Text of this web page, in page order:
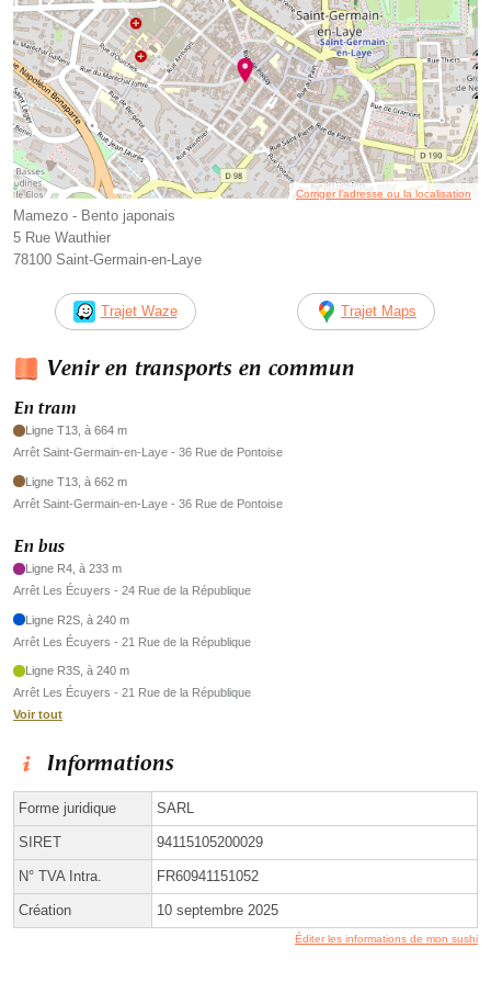
Corriger l’adresse ou la localisation
Mamezo - Bento japonais
5 Rue Wauthier
78100 Saint-Germain-en-Laye
Trajet Waze Trajet Maps
Venir en transports en commun
En tram
Ligne T13, à 664 m
Arrêt Saint-Germain-en-Laye - 36 Rue de Pontoise
Ligne T13, à 662 m
Arrêt Saint-Germain-en-Laye - 36 Rue de Pontoise
En bus
Ligne R4, à 233 m
Arrêt Les Écuyers - 24 Rue de la République
Ligne R2S, à 240 m
Arrêt Les Écuyers - 21 Rue de la République
Ligne R3S, à 240 m
Arrêt Les Écuyers - 21 Rue de la République
Voir tout
Informations
Forme juridique SARL
SIRET 94115105200029
N° TVA Intra. FR60941151052
Création 10 septembre 2025
Éditer les informations de mon sushi